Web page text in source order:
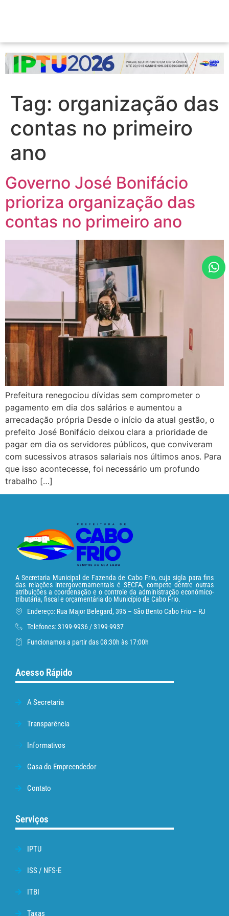
Tag: organização das
contas no primeiro
ano
Governo José Bonifácio
prioriza organização das
contas no primeiro ano
Prefeitura renegociou dívidas sem comprometer o
pagamento em dia dos salários e aumentou a
arrecadação própria Desde o início da atual gestão, o
prefeito José Bonifácio deixou clara a prioridade de
pagar em dia os servidores públicos, que conviveram
com sucessivos atrasos salariais nos últimos anos. Para
que isso acontecesse, foi necessário um profundo
trabalho […]
A Secretaria Municipal de Fazenda de Cabo Frio, cuja sigla para fins
das relações intergovernamentais é SECFA, compete dentre outras
atribuições a coordenação e o controle da administração econômico-
tributária, fiscal e orçamentária do Município de Cabo Frio.
Endereço: Rua Major Belegard, 395 – São Bento Cabo Frio – RJ
Telefones: 3199-9936 / 3199-9937
Funcionamos a partir das 08:30h às 17:00h
Acesso Rápido
A Secretaria
Transparência
Informativos
Casa do Empreendedor
Contato
Serviços
IPTU
ISS / NFS-E
ITBI
Taxas